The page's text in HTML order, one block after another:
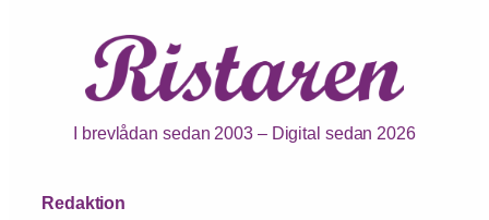
I brevlådan sedan 2003 – Digital sedan 2026
Redaktion